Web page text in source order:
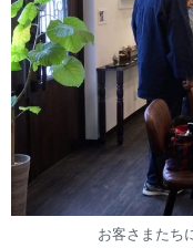
お客さまたち